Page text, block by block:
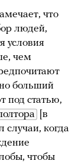
что
людей,
условия
чем
больший
под статью,
[в
случаи, когда
чтобы